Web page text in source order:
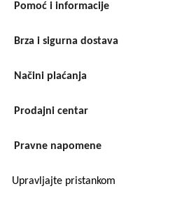
Pomoć i informacije
Brza i sigurna dostava
Načini plaćanja
Prodajni centar
Pravne napomene
Upravljajte pristankom